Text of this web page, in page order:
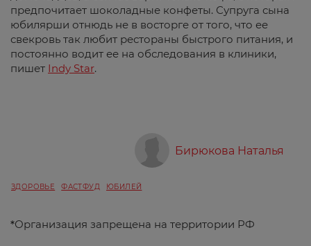
предпочитает шоколадные конфеты. Супруга сына
юбилярши отнюдь не в восторге от того, что ее
свекровь так любит рестораны быстрого питания, и
постоянно водит ее на обследования в клиники,
пишет Indy Star.
Бирюкова Наталья
ЗДОРОВЬЕ ФАСТФУД ЮБИЛЕЙ
*Организация запрещена на территории РФ